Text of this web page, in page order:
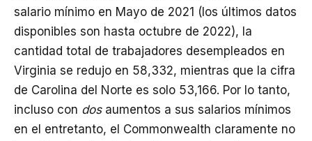
salario mínimo en Mayo de 2021 (los últimos datos
disponibles son hasta octubre de 2022), la
cantidad total de trabajadores desempleados en
Virginia se redujo en 58,332, mientras que la cifra
de Carolina del Norte es solo 53,166. Por lo tanto,
incluso con dosaumentos a sus salarios mínimos
en el entretanto, el Commonwealth claramente no